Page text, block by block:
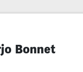
Bonnet